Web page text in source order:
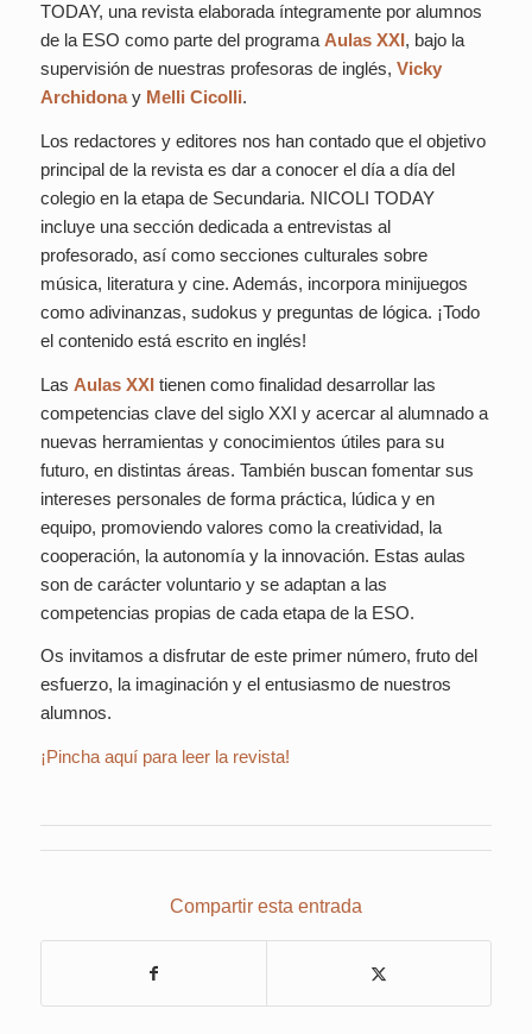
TODAY, una revista elaborada íntegramente por alumnos
de la ESO como parte del programa Aulas XXI, bajo la
supervisión de nuestras profesoras de inglés, Vicky
Archidonay Melli Cicolli.
Los redactores y editores nos han contado que el objetivo
principal de la revista es dar a conocer el día a día del
colegio en la etapa de Secundaria. NICOLI TODAY
incluye una sección dedicada a entrevistas al
profesorado, así como secciones culturales sobre
música, literatura y cine. Además, incorpora minijuegos
como adivinanzas, sudokus y preguntas de lógica. ¡Todo
el contenido está escrito en inglés!
Las Aulas XXItienen como finalidad desarrollar las
competencias clave del siglo XXI y acercar al alumnado a
nuevas herramientas y conocimientos útiles para su
futuro, en distintas áreas. También buscan fomentar sus
intereses personales de forma práctica, lúdica y en
equipo, promoviendo valores como la creatividad, la
cooperación, la autonomía y la innovación. Estas aulas
son de carácter voluntario y se adaptan a las
competencias propias de cada etapa de la ESO.
Os invitamos a disfrutar de este primer número, fruto del
esfuerzo, la imaginación y el entusiasmo de nuestros
alumnos.
¡Pincha aquí para leer la revista!
Compartir esta entrada